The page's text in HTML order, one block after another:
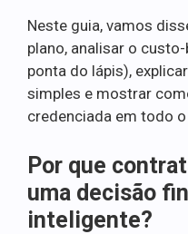
Neste guia, vamos
plano, analisar o
ponta do lápis),
simples e mostrar
credenciada em todo o
Por que
uma decisão
inteligente?